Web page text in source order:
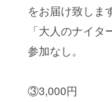
をお届け致しま
「大人のナイタ
参加なし。
③3,000円